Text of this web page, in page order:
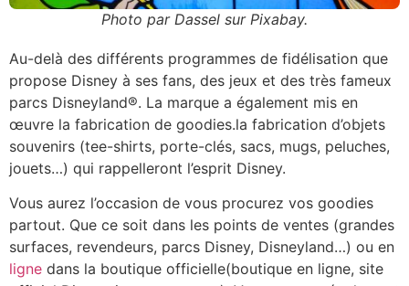
Photo par Dassel sur Pixabay.
Au-delà des différents programmes de fidélisation que
propose Disney à ses fans, des jeux et des très fameux
parcs Disneyland®. La marque a également mis en
œuvre la fabrication de goodies.la fabrication d’objets
souvenirs (tee-shirts, porte-clés, sacs, mugs, peluches,
jouets…) qui rappelleront l’esprit Disney.
Vous aurez l’occasion de vous procurez vos goodies
partout. Que ce soit dans les points de ventes (grandes
surfaces, revendeurs, parcs Disney, Disneyland…) ou en
ligne dans la boutique officielle(boutique en ligne, site